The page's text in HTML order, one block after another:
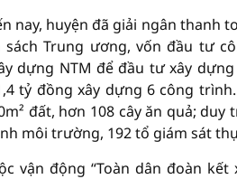
nay, huyện đã giải ngân
Trung ương, vốn đầu tư
dựng NTM để đầu tư xây
tỷ đồng xây dựng 6 công
đất, hơn 108 cây ăn quả;
môi trường, 192 tổ giám sát
vận động “Toàn dân đoàn